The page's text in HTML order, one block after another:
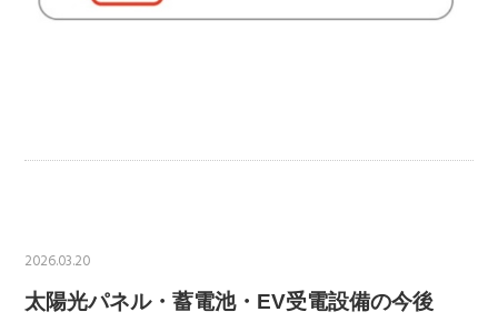
2026.03.20
太陽光パネル・蓄電池・EV受電設備の今後